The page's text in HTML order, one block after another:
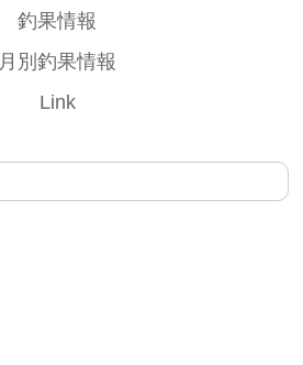
釣果情報
月別釣果情報
Link